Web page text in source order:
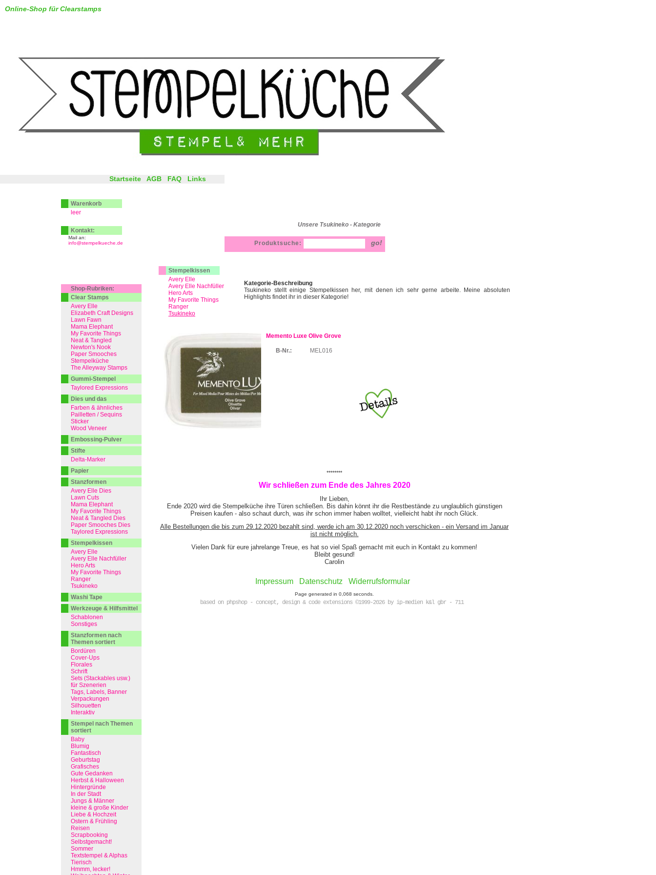
Unsere Tsukineko - Kategorie
Online-Shop für Clearstamps
Stempelkissen
Avery Elle
Avery Elle Nachfüller
Hero Arts
My Favorite Things
Ranger
Tsukineko
Kategorie-Beschreibung
Tsukineko stellt einige Stempelkissen her, mit denen ich sehr gerne arbeite. Meine absoluten
Highlights findet ihr in dieser Kategorie!
Memento Luxe Olive Grove
B-Nr.: MEL016
********
Wir schließen zum Ende des Jahres 2020
Ihr Lieben,
Ende 2020 wird die Stempelküche ihre Türen schließen. Bis dahin könnt ihr die Restbestände zu unglaublich günstigen
Preisen kaufen - also schaut durch, was ihr schon immer haben wolltet, vielleicht habt ihr noch Glück.
Alle Bestellungen die bis zum 29.12.2020 bezahlt sind, werde ich am 30.12.2020 noch verschicken - ein Versand im Januar
ist nicht möglich.
Vielen Dank für eure jahrelange Treue, es hat so viel Spaß gemacht mit euch in Kontakt zu kommen!
Bleibt gesund!
Carolin
Impressum Datenschutz Widerrufsformular
Page generated in 0,068 seconds.
based on phpshop - concept, design & code extensions ©1999-2026 by ip-medien k&l gbr - 711
Startseite AGB FAQ Links
Produktsuche:
Warenkorb
leer
Kontakt:
Mail an:
info@stempelkueche.de
Shop-Rubriken:
Clear Stamps
Avery Elle
Elizabeth Craft Designs
Lawn Fawn
Mama Elephant
My Favorite Things
Neat & Tangled
Newton's Nook
Paper Smooches
Stempelküche
The Alleyway Stamps
Gummi-Stempel
Taylored Expressions
Dies und das
Farben & ähnliches
Pailletten / Sequins
Sticker
Wood Veneer
Embossing-Pulver
Stifte
Delta-Marker
Papier
Stanzformen
Avery Elle Dies
Lawn Cuts
Mama Elephant
My Favorite Things
Neat & Tangled Dies
Paper Smooches Dies
Taylored Expressions
Stempelkissen
Avery Elle
Avery Elle Nachfüller
Hero Arts
My Favorite Things
Ranger
Tsukineko
Washi Tape
Werkzeuge & Hilfsmittel
Schablonen
Sonstiges
Stanzformen nach
Themen sortiert
Bordüren
Cover-Ups
Florales
Schrift
Sets (Stackables usw.)
für Szenerien
Tags, Labels, Banner
Verpackungen
Silhouetten
Interaktiv
Stempel nach Themen
sortiert
Baby
Blumig
Fantastisch
Geburtstag
Grafisches
Gute Gedanken
Herbst & Halloween
Hintergründe
In der Stadt
Jungs & Männer
kleine & große Kinder
Liebe & Hochzeit
Ostern & Frühling
Reisen
Scrapbooking
Selbstgemacht!
Sommer
Textstempel & Alphas
Tierisch
Hmmm, lecker!